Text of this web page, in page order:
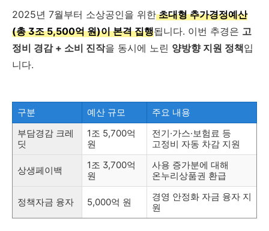
2025년 7월부터 소상공인을 위한초대형 추가경정예산
(총 3조 5,500억 원)이 본격 집행됩니다. 이번 추경은 고
정비 경감 + 소비 진작을 동시에 노린 양방향 지원 정책입
니다.
구분 예산 규모
주요 내용
부담경감 크레
딧
1조 5,700억
원
전기·가스·보험료 등
고정비 자동 차감 지원
상생페이백
1조 3,700억
원
사용 증가분에 대해
온누리상품권 환급
정책자금 융자 5,000억 원
경영 안정화 자금 융자 지
원